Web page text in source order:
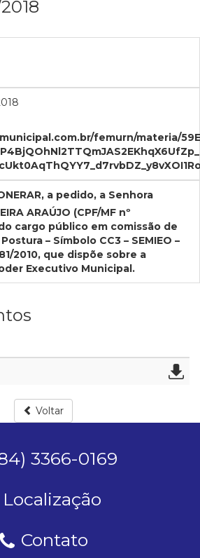
femurn/materia/
a pedido, a Senhora
ARAÚJO (CPF/MF nº
cargo público em comissão de
– Símbolo CC3 – SEMIEO –
2010, que dispõe sobre a
Executivo Municipal.
Voltar
3366-0169
Localização
Contato